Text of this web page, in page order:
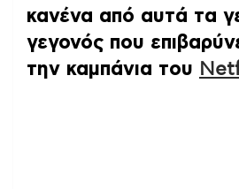
κανένα από αυτά τα
γεγονός που
την καμπάνια του